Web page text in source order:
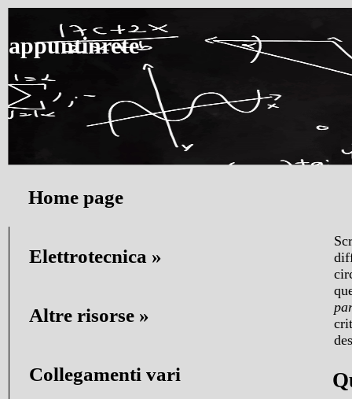
appuntinrete
Home page
Elettrotecnica
Altre risorse
Collegamenti vari